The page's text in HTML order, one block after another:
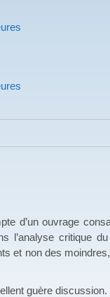
d’un ouvrage
l’analyse
et non des
guère discussion.